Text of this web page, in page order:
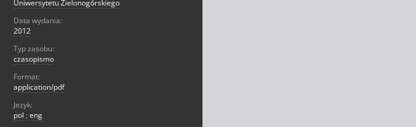
Uniwersytetu Zielonogórskiego
Data wydania:
2012
Typ zasobu:
czasopismo
Format:
application/pdf
Jezyk:
pol ; eng